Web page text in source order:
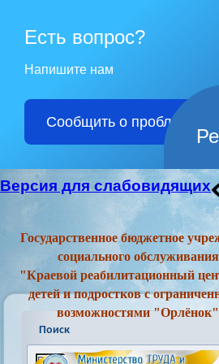
Есть вопрос?
Напишите нам
Сообщить о проблеме
Версия для слабовидящих
Государственное бюджетное
социального обслуживания
"Краевой реабилитационный
детей и подростков с
возможностями "Орлёнок"
Поиск